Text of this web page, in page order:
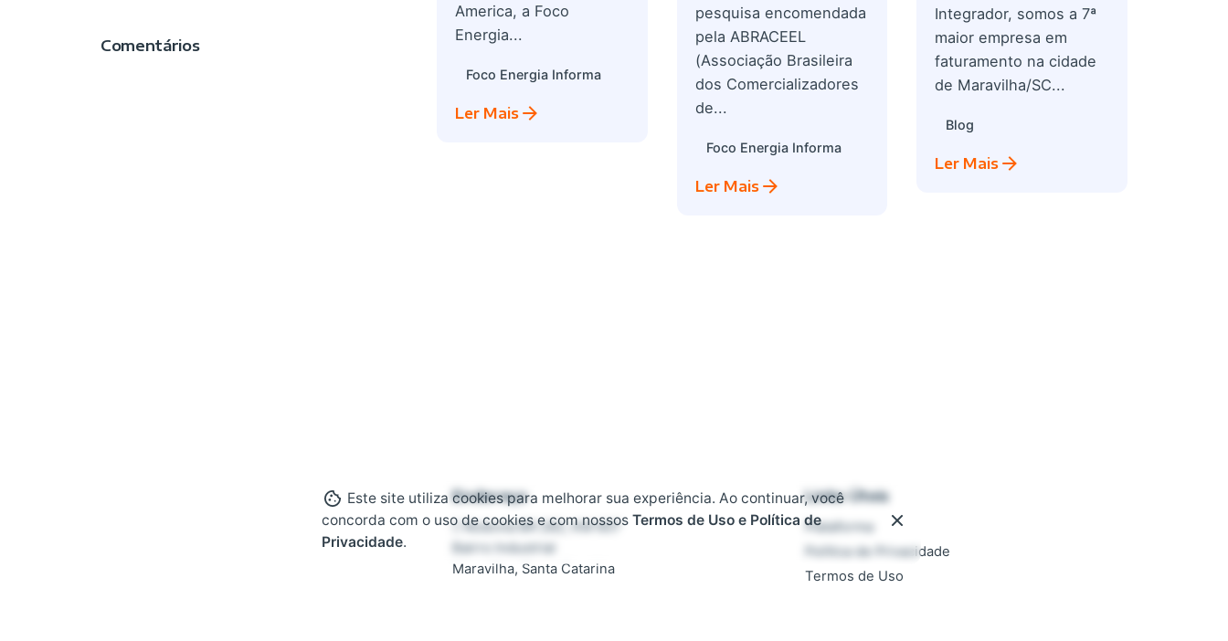
Comentários
America, a Foco
Energia...
Foco Energia Informa
Ler Mais
pesquisa encomendada
pela ABRACEEL
(Associação Brasileira
dos Comercializadores
de...
Foco Energia Informa
Ler Mais
Integrador, somos a 7ª
maior empresa em
faturamento na cidade
de Maravilha/SC...
Blog
Ler Mais
Endereço
Rodovia BR 282, KM 607
Bairro Industrial
Maravilha, Santa Catarina
Links Úteis
Plataforma
Política de Privacidade
Termos de Uso
Este site utiliza cookies para melhorar sua experiência. Ao continuar, você
concorda com o uso de cookies e com nossos Termos de Uso e Política de
Privacidade.